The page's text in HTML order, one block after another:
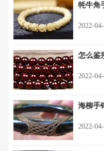
牦牛角
2022-
怎么鉴
2022-
海柳手
2022-